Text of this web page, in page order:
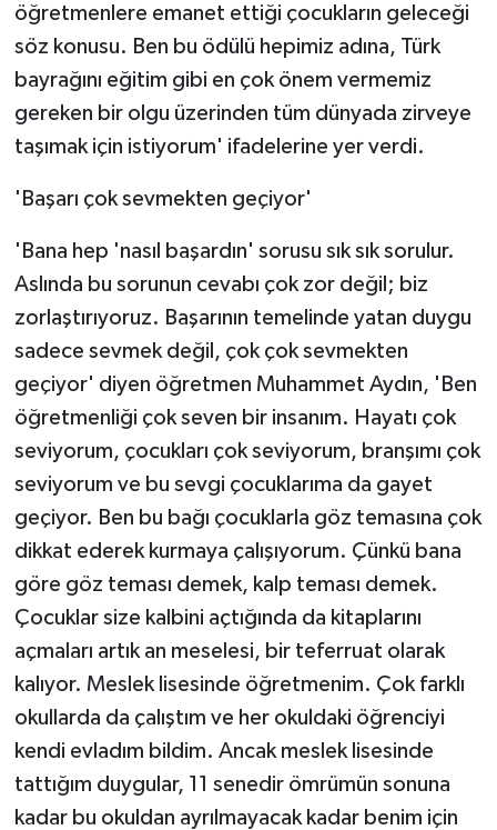
öğretmenlere emanet ettiği çocukların geleceği
söz konusu. Ben bu ödülü hepimiz adına, Türk
bayrağını eğitim gibi en çok önem vermemiz
gereken bir olgu üzerinden tüm dünyada zirveye
taşımak için istiyorum' ifadelerine yer verdi.
'Başarı çok sevmekten geçiyor'
'Bana hep 'nasıl başardın' sorusu sık sık sorulur.
Aslında bu sorunun cevabı çok zor değil; biz
zorlaştırıyoruz. Başarının temelinde yatan duygu
sadece sevmek değil, çok çok sevmekten
geçiyor' diyen öğretmen Muhammet Aydın, 'Ben
öğretmenliği çok seven bir insanım. Hayatı çok
seviyorum, çocukları çok seviyorum, branşımı çok
seviyorum ve bu sevgi çocuklarıma da gayet
geçiyor. Ben bu bağı çocuklarla göz temasına çok
dikkat ederek kurmaya çalışıyorum. Çünkü bana
göre göz teması demek, kalp teması demek.
Çocuklar size kalbini açtığında da kitaplarını
açmaları artık an meselesi, bir teferruat olarak
kalıyor. Meslek lisesinde öğretmenim. Çok farklı
okullarda da çalıştım ve her okuldaki öğrenciyi
kendi evladım bildim. Ancak meslek lisesinde
tattığım duygular, 11 senedir ömrümün sonuna
kadar bu okuldan ayrılmayacak kadar benim için